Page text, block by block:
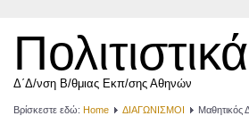
Πολιτιστικά
Δ΄Δ/νση Β/θμιας Εκπ/σης Αθηνών
Βρίσκεστε εδώ: Home ΔΙΑΓΩΝΙΣΜΟΙ Μαθητικός